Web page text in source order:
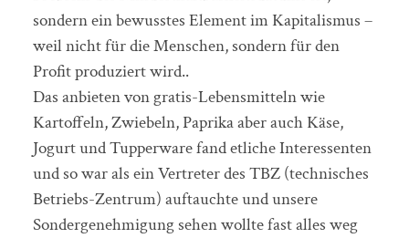
sondern ein bewusstes Element im Kapitalismus –
weil nicht für die Menschen, sondern für den
Profit produziert wird..
Das anbieten von gratis-Lebensmitteln wie
Kartoffeln, Zwiebeln, Paprika aber auch Käse,
Jogurt und Tupperware fand etliche Interessenten
und so war als ein Vertreter des TBZ (technisches
Betriebs-Zentrum) auftauchte und unsere
Sondergenehmigung sehen wollte fast alles weg